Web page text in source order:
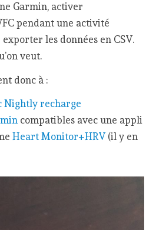
Garmin, activer
pendant une activité
les données en CSV.
veut.
donc à :
Nightly recharge
compatibles avec une appli
Heart Monitor+HRV(il y en